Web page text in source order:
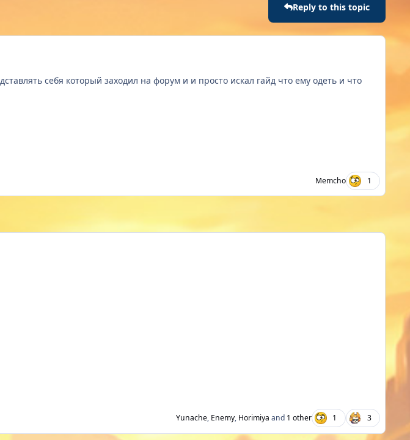
Reply to this topic
себя который заходил на форум и и просто искал гайд что ему одеть и что
Memcho 1
Yunache, Enemy, Horimiya and 1 other 1 3